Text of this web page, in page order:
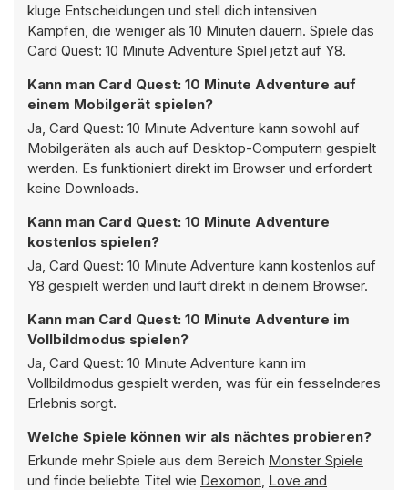
kluge Entscheidungen und stell dich intensiven
Kämpfen, die weniger als 10 Minuten dauern. Spiele das
Card Quest: 10 Minute Adventure Spiel jetzt auf Y8.
Kann man Card Quest: 10 Minute Adventure auf
einem Mobilgerät spielen?
Ja, Card Quest: 10 Minute Adventure kann sowohl auf
Mobilgeräten als auch auf Desktop-Computern gespielt
werden. Es funktioniert direkt im Browser und erfordert
keine Downloads.
Kann man Card Quest: 10 Minute Adventure
kostenlos spielen?
Ja, Card Quest: 10 Minute Adventure kann kostenlos auf
Y8 gespielt werden und läuft direkt in deinem Browser.
Kann man Card Quest: 10 Minute Adventure im
Vollbildmodus spielen?
Ja, Card Quest: 10 Minute Adventure kann im
Vollbildmodus gespielt werden, was für ein fesselnderes
Erlebnis sorgt.
Welche Spiele können wir als nächtes probieren?
Erkunde mehr Spiele aus dem Bereich Monster Spiele
und finde beliebte Titel wie Dexomon, Love and